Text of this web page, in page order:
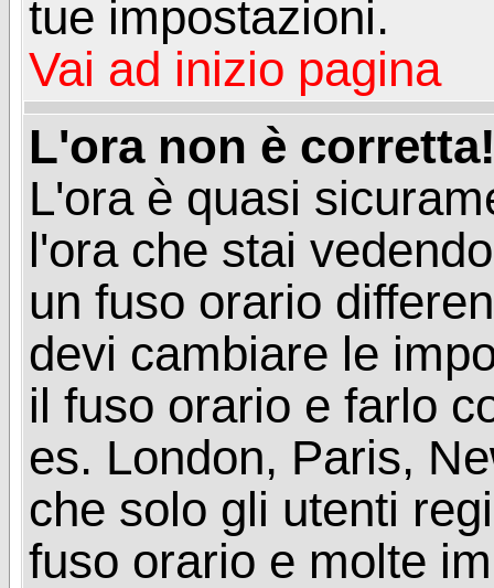
tue impostazioni.
Vai ad inizio pagina
L'ora non è
L'ora è quasi
l'ora che stai
un fuso orario
devi cambiare le
il fuso orario e farlo
es. London, Paris,
che solo gli utenti
fuso orario e molte